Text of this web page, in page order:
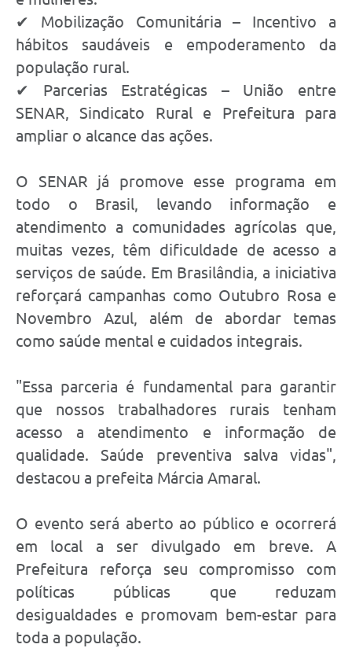
✔ Mobilização Comunitária – Incentivo a
hábitos saudáveis e empoderamento da
população rural.
✔ Parcerias Estratégicas – União entre
SENAR, Sindicato Rural e Prefeitura para
ampliar o alcance das ações.
O SENAR já promove esse programa em
todo o Brasil, levando informação e
atendimento a comunidades agrícolas que,
muitas vezes, têm dificuldade de acesso a
serviços de saúde. Em Brasilândia, a iniciativa
reforçará campanhas como Outubro Rosa e
Novembro Azul, além de abordar temas
como saúde mental e cuidados integrais.
"Essa parceria é fundamental para garantir
que nossos trabalhadores rurais tenham
acesso a atendimento e informação de
qualidade. Saúde preventiva salva vidas",
destacou a prefeita Márcia Amaral.
O evento será aberto ao público e ocorrerá
em local a ser divulgado em breve. A
Prefeitura reforça seu compromisso com
políticas públicas que reduzam
desigualdades e promovam bem-estar para
toda a população.